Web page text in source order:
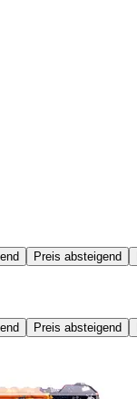
Preis absteigend
Preis absteigend